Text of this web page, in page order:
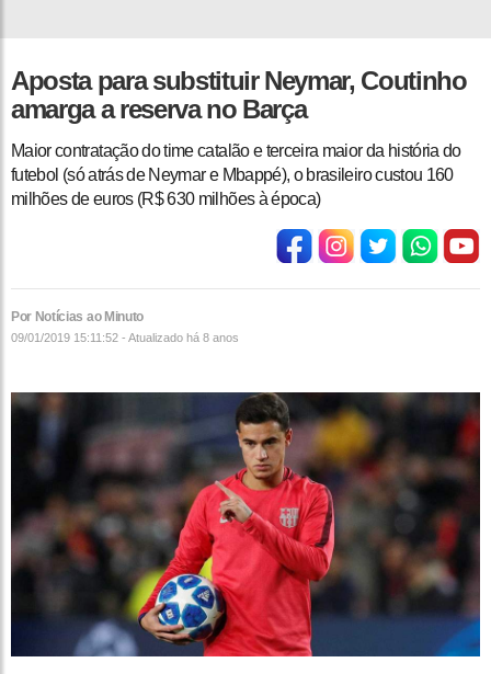
Aposta para substituir Neymar, Coutinho
amarga a reserva no Barça
Maior contratação do time catalão e terceira maior da história do
futebol (só atrás de Neymar e Mbappé), o brasileiro custou 160
milhões de euros (R$ 630 milhões à época)
Por Notícias ao Minuto
09/01/2019 15:11:52 - Atualizado há 8 anos